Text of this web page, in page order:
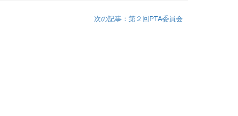
次の記事：第２回PTA委員会